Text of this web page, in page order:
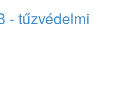
- tűzvédelmi